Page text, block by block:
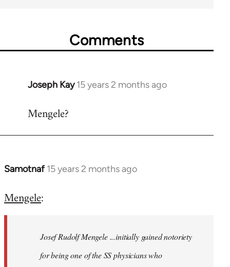
Comments
Joseph Kay 15 years 2 months ago
In
to
Mengele?
Samotnaf 15 years 2 months ago
In
to
libcom.org
Mengele:
Josef Rudolf Mengele ...initially gained notoriety
for being one of the SS physicians who